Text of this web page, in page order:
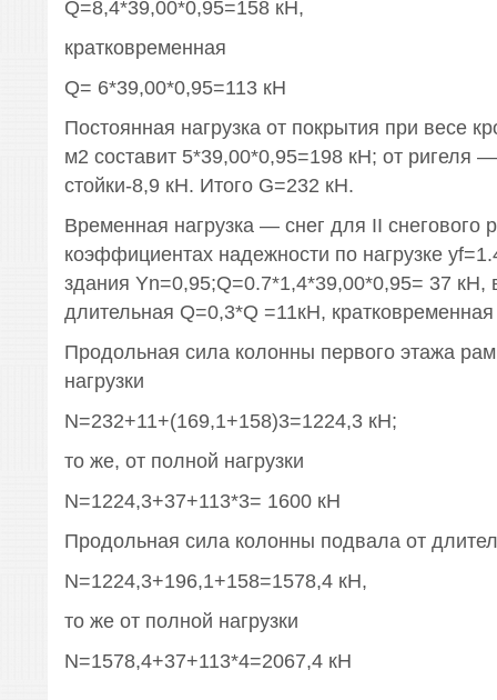
Q=8,4*39,00*0,95=158 кН,
кратковременная
Q= 6*39,00*0,95=113 кН
Постоянная нагрузка от покрытия при весе
м2 составит 5*39,00*0,95=198 кН; от ригеля
стойки-8,9 кН. Итого G=232 кН.
Временная нагрузка — снег для II снегового
коэффициентах надежности по нагрузке
здания Yn=0,95;Q=0.7*1,4*39,00*0,95= 37 кН,
длительная Q=0,3*Q =11кН,
Продольная сила колонны первого этажа
нагрузки
N=232+11+(169,1+158)3=1224,3 кН;
то же, от полной нагрузки
N=1224,3+37+113*3= 1600 кН
Продольная сила колонны подвала от
N=1224,3+196,1+158=1578,4 кН,
то же от полной нагрузки
N=1578,4+37+113*4=2067,4 кН